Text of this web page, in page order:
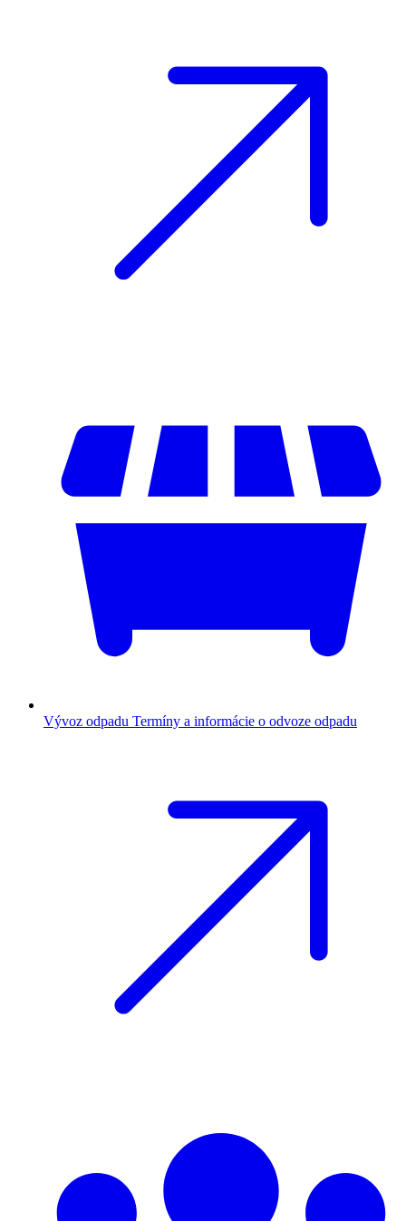
Vývoz odpadu Termíny a informácie o odvoze odpadu